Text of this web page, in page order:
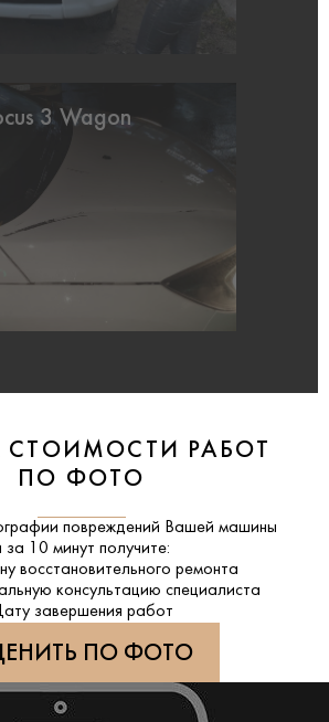
3 Wagon
СТОИМОСТИ РАБОТ
ПО ФОТО
повреждений Вашей машины
за
10 минут получите:
восстановительного ремонта
консультацию специалиста
завершения работ
ПО ФОТО